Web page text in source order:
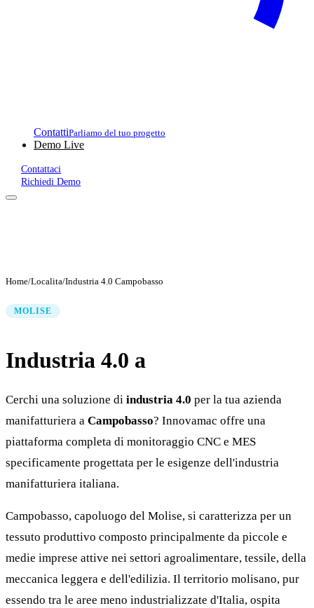
ContattiParliamo del tuo progetto
Demo Live
Contattaci
Richiedi Demo
Home/Localita/Industria 4.0 Campobasso
MOLISE
Industria 4.0 a
Cerchi una soluzione di industria 4.0 per la tua azienda
manifatturiera a Campobasso? Innovamac offre una
piattaforma completa di monitoraggio CNC e MES
specificamente progettata per le esigenze dell'industria
manifatturiera italiana.
Campobasso, capoluogo del Molise, si caratterizza per un
tessuto produttivo composto principalmente da piccole e
medie imprese attive nei settori agroalimentare, tessile, della
meccanica leggera e dell'edilizia. Il territorio molisano, pur
essendo tra le aree meno industrializzate d'Italia, ospita